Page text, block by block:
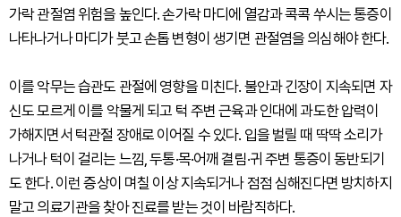
가락 관절염 위험을 높인다. 손가락 마디에 열감과 콕콕 쑤시는 통증이
나타나거나 마디가 붓고 손톱 변형이 생기면 관절염을 의심해야 한다.
이를 악무는 습관도 관절에 영향을 미친다. 불안과 긴장이 지속되면 자
신도 모르게 이를 악물게 되고 턱 주변 근육과 인대에 과도한 압력이
가해지면서 턱관절 장애로 이어질 수 있다. 입을 벌릴 때 딱딱 소리가
나거나 턱이 걸리는 느낌, 두통·목·어깨 결림·귀 주변 통증이 동반되기
도 한다. 이런 증상이 며칠 이상 지속되거나 점점 심해진다면 방치하지
말고 의료기관을 찾아 진료를 받는 것이 바람직하다.